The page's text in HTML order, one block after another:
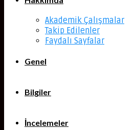
Akademik Çalışmalar
Takip Edilenler
Faydalı Sayfalar
Genel
Bilgiler
İncelemeler